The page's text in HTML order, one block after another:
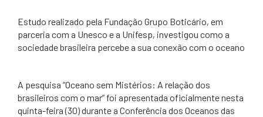
​Estudo realizado pela Fundação Grupo Boticário, em
parceria com a Unesco e a Unifesp, investigou como a
sociedade brasileira percebe a sua conexão com o oceano
A pesquisa “Oceano sem Mistérios: A relação dos
brasileiros com o mar” foi apresentada oficialmente nesta
quinta-feira (30) durante a Conferência dos Oceanos das